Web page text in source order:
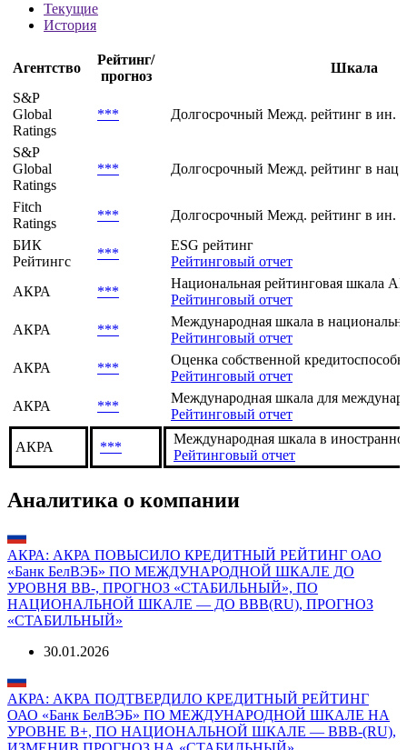
Текущие
История
Агентство
Рейтинг/
прогноз
Шкала
S&P
Global
Ratings
*** Долгосрочный Межд. рейтинг в ин.
S&P
Global
Ratings
*** Долгосрочный Межд. рейтинг в нац.
Fitch
Ratings
***
Долгосрочный Межд. рейтинг в ин.
БИК
Рейтингс
***
ESG рейтинг
Рейтинговый отчет
АКРА
***
Национальная рейтинговая шкала
Рейтинговый отчет
АКРА
***
Международная шкала в
Рейтинговый отчет
АКРА
***
Оценка собственной
Рейтинговый отчет
АКРА
***
Международная шкала для
Рейтинговый отчет
АКРА ***
Международная шкала в
Рейтинговый отчет
Аналитика о компании
АКРА: АКРА ПОВЫСИЛО КРЕДИТНЫЙ РЕЙТИНГ ОАО
«Банк БелВЭБ» ПО МЕЖДУНАРОДНОЙ ШКАЛЕ ДО
УРОВНЯ BB-, ПРОГНОЗ «СТАБИЛЬНЫЙ», ПО
НАЦИОНАЛЬНОЙ ШКАЛЕ — ДО BBB(RU), ПРОГНОЗ
«СТАБИЛЬНЫЙ»
30.01.2026
АКРА: АКРА ПОДТВЕРДИЛО КРЕДИТНЫЙ РЕЙТИНГ
ОАО «Банк БелВЭБ» ПО МЕЖДУНАРОДНОЙ ШКАЛЕ НА
УРОВНЕ B+, ПО НАЦИОНАЛЬНОЙ ШКАЛЕ — BBB-(RU),